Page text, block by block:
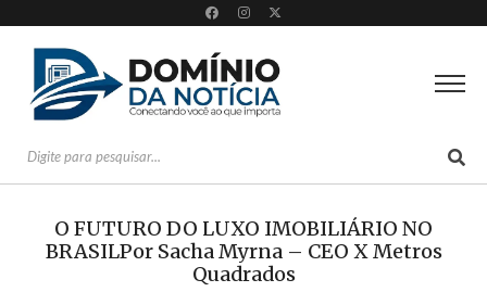
O FUTURO DO LUXO IMOBILIÁRIO NO
BRASILPor Sacha Myrna – CEO X Metros
Quadrados